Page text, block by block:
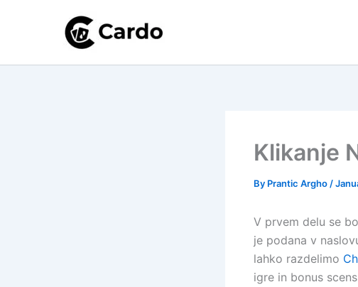
Klikanje
By Prantic Argho /
V prvem delu se
je podana v
lahko razdelimo
igre in bonus